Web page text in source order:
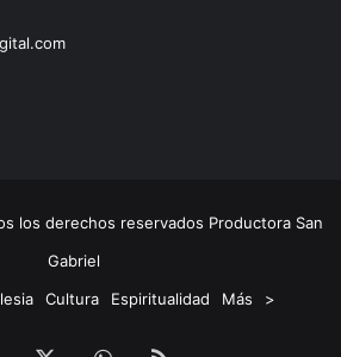
los derechos reservados Productora San
Gabriel
Cultura Espiritualidad Más >